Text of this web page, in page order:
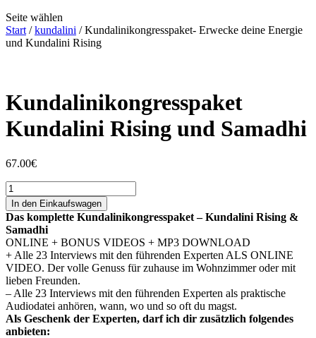
Seite wählen
Start /kundalini / Kundalinikongresspaket- Erwecke deine Energie
und Kundalini Rising
Kundalinikongresspaket
Kundalini Rising und Samadhi
67.00€
Kundalinikongresspaket
Kundalini
Rising
und
Samadhi
Menge
In den Einkaufswagen
Das komplette Kundalinikongresspaket – Kundalini Rising &
Samadhi
ONLINE + BONUS VIDEOS + MP3 DOWNLOAD
+ Alle 23 Interviews mit den führenden Experten ALS ONLINE
VIDEO. Der volle Genuss für zuhause im Wohnzimmer oder mit
lieben Freunden.
– Alle 23 Interviews mit den führenden Experten als praktische
Audiodatei anhören, wann, wo und so oft du magst.
Als Geschenk der Experten, darf ich dir zusätzlich folgendes
anbieten: